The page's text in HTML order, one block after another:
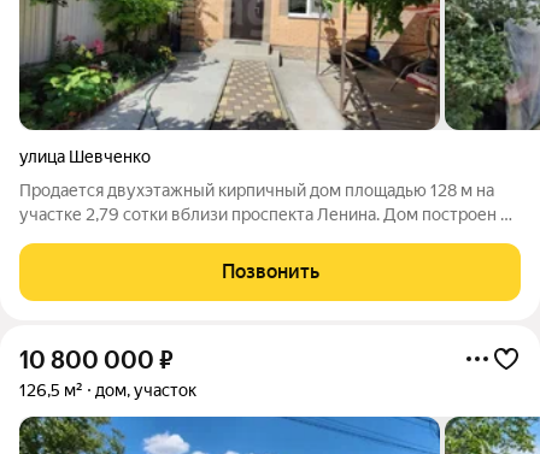
улица Шевченко
Продается двухэтажный кирпичный дом площадью 128 м на
участке 2,79 сотки вблизи проспекта Ленина. Дом построен в
качественными материалами. На первом этаже расположены
прихожая, кухня, две комнаты и
Позвонить
10 800 000 ₽
126,5 м² дом, участок